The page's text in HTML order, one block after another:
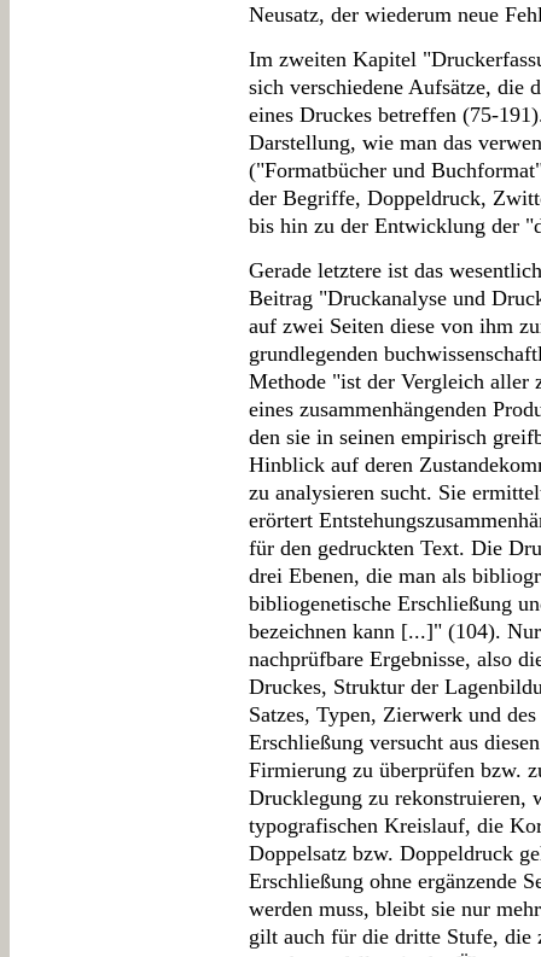
Neusatz, der wiederum neue
Im zweiten Kapitel
sich verschiedene Aufsätze, die
eines Druckes betreffen (75-
Darstellung, wie man das
("Formatbücher und
der Begriffe, Doppeldruck,
bis hin zu der Entwicklung der
Gerade letztere ist das
Beitrag "Druckanalyse und
auf zwei Seiten diese von ihm
grundlegenden
Methode "ist der Vergleich aller
eines zusammenhängenden
den sie in seinen empirisch
Hinblick auf deren
zu analysieren sucht. Sie
erörtert
für den gedruckten Text. Die
drei Ebenen, die man als
bibliogenetische Erschließung
bezeichnen kann [...]" (104).
nachprüfbare Ergebnisse, also
Druckes, Struktur der
Satzes, Typen, Zierwerk und
Erschließung versucht aus
Firmierung zu überprüfen bzw.
Drucklegung zu rekonstruieren,
typografischen Kreislauf, die
Doppelsatz bzw. Doppeldruck
Erschließung ohne ergänzende
werden muss, bleibt sie nur
gilt auch für die dritte Stufe, die